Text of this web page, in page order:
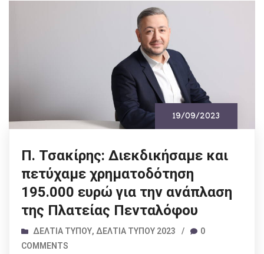
19/09/2023
Π. Τσακίρης: Διεκδικήσαμε και
πετύχαμε χρηματοδότηση
195.000 ευρώ για την ανάπλαση
της Πλατείας Πενταλόφου
ΔΕΛΤΊΑ ΤΎΠΟΥ, ΔΕΛΤΊΑ ΤΎΠΟΥ 2023 /
0
COMMENTS